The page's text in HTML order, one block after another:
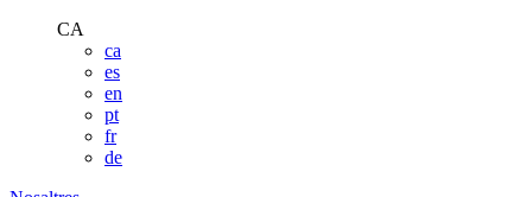
CA
ca
es
en
pt
fr
de